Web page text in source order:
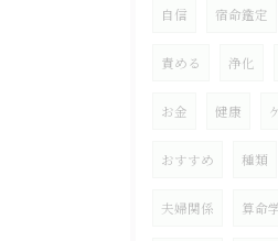
自信 宿命鑑定
責める 浄化
お金 健康
おすすめ 種類
夫婦関係 算命